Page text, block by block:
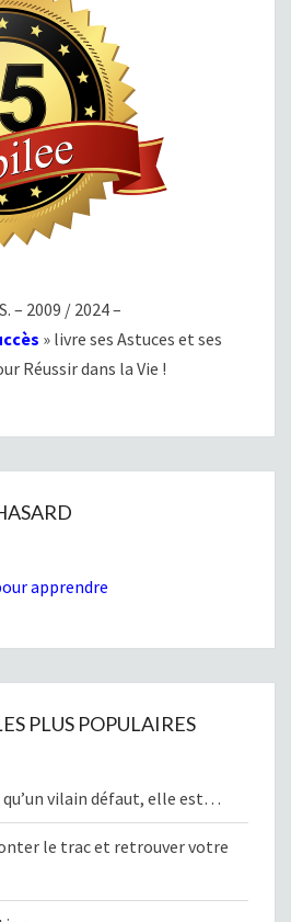
– 2009 / 2024 –
» livre ses Astuces et ses
Réussir dans la Vie !
apprendre
PLUS POPULAIRES
qu’un vilain défaut, elle est…
le trac et retrouver votre